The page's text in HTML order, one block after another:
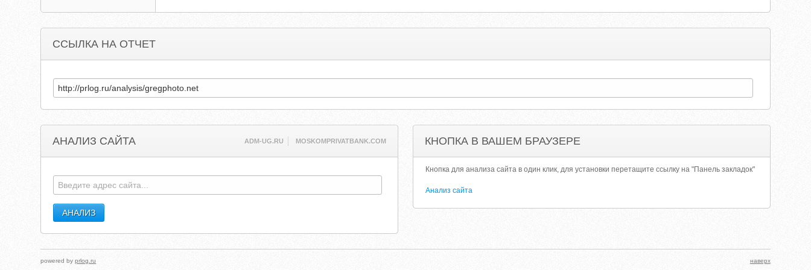
ССЫЛКА НА ОТЧЕТ
АНАЛИЗ САЙТА ADM-UG.RU MOSKOMPRIVATBANK.COM КНОПКА В ВАШЕМ БРАУЗЕРЕ
Кнопка для анализа сайта в один клик, для установки перетащите ссылку на "Панель закладок"
Анализ сайта
powered byprlog.ru наверх